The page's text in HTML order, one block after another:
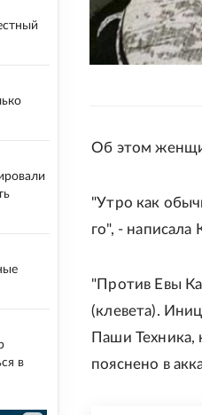
Об этом
"Утро как
го", - написала
"Против Евы
(клевета).
Паши Техника,
пояснено в
в